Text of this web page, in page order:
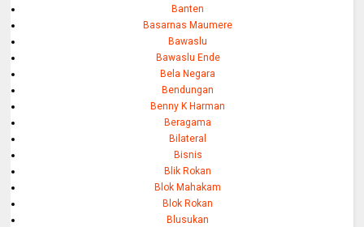
Banten
Basarnas Maumere
Bawaslu
Bawaslu Ende
Bela Negara
Bendungan
Benny K Harman
Beragama
Bilateral
Bisnis
Blik Rokan
Blok Mahakam
Blok Rokan
Blusukan